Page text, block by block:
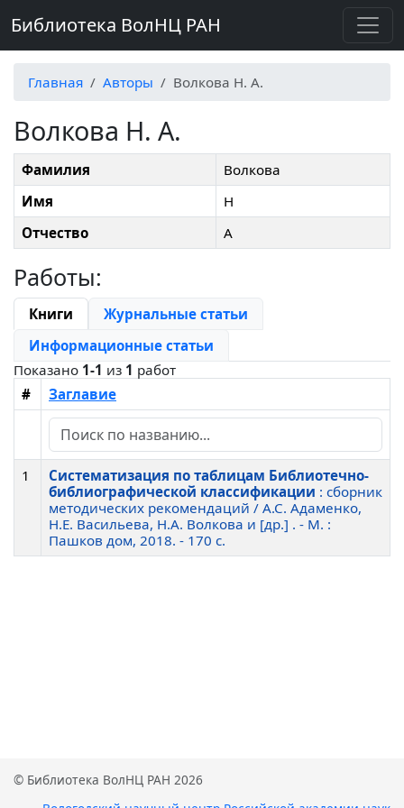
Библиотека ВолНЦ РАН
Главная Авторы Волкова Н. А.
Волкова Н. А.
Фамилия
Волкова
Имя
Н
Отчество
А
Работы:
Книги
Журнальные статьи
Информационные статьи
Показано 1-1 из 1 работ
#
Заглавие
1
Систематизация по таблицам Библиотечно-
библиографической классификации : сборник
методических рекомендаций / А.С. Адаменко,
Н.Е. Васильева, Н.А. Волкова и [др.] . - М. :
Пашков дом, 2018. - 170 c.
© Библиотека ВолНЦ РАН 2026